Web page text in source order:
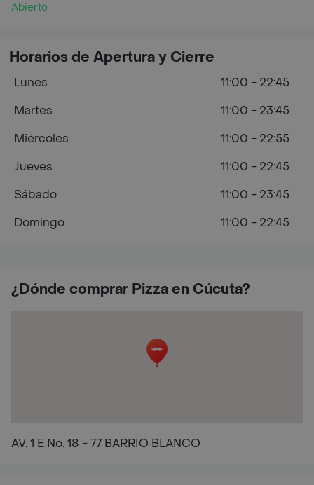
Abierto
¿Dónde comprar Pizza en Cúcuta?
AV. 1 E No. 18 - 77 BARRIO BLANCO
Horarios de Apertura y Cierre
Lunes
11:00 - 22:45
Martes
11:00 - 23:45
Miércoles
11:00 - 22:55
Jueves
11:00 - 22:45
Sábado
11:00 - 23:45
Domingo
11:00 - 22:45